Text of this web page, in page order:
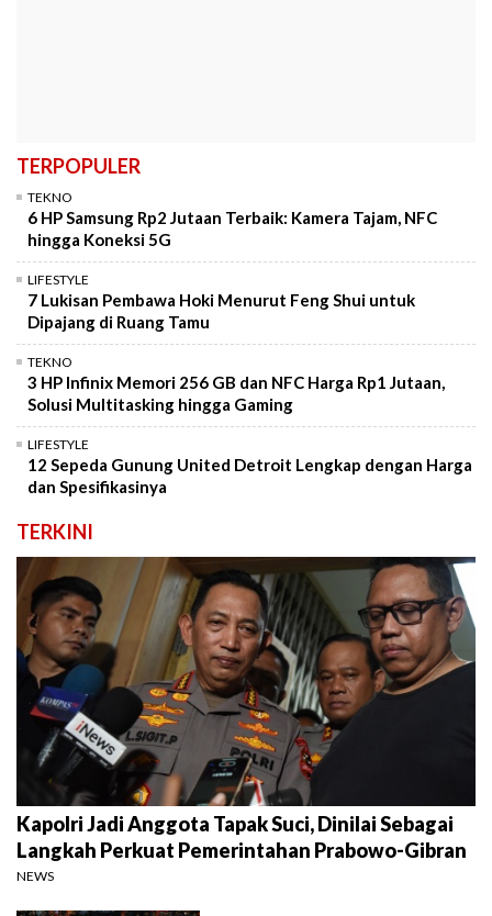
TERPOPULER
TEKNO
6 HP Samsung Rp2 Jutaan Terbaik: Kamera Tajam, NFC
hingga Koneksi 5G
LIFESTYLE
7 Lukisan Pembawa Hoki Menurut Feng Shui untuk
Dipajang di Ruang Tamu
TEKNO
3 HP Infinix Memori 256 GB dan NFC Harga Rp1 Jutaan,
Solusi Multitasking hingga Gaming
LIFESTYLE
12 Sepeda Gunung United Detroit Lengkap dengan Harga
dan Spesifikasinya
TERKINI
Kapolri Jadi Anggota Tapak Suci, Dinilai Sebagai
Langkah Perkuat Pemerintahan Prabowo-Gibran
NEWS